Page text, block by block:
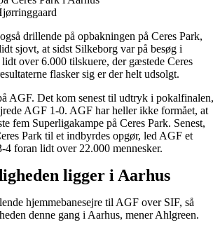
drillende på opbakningen på Ceres Park,
sjovt, at sidst Silkeborg var på besøg i
over 6.000 tilskuere, der gæstede Ceres
flasker sig er der helt udsolgt.
AGF. Det kom senest til udtryk i pokalfinalen,
AGF 1-0. AGF har heller ikke formået, at
fem Superligakampe på Ceres Park. Senest,
Park til et indbyrdes opgør, led AGF et
4 foran lidt over 22.000 mennesker.
ligger i Aarhus
hjemmebanesejre til AGF over SIF, så
denne gang i Aarhus, mener Ahlgreen.